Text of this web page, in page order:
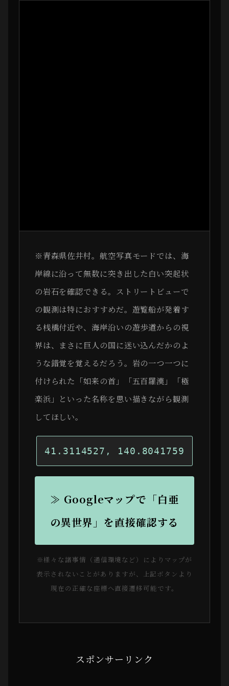
※青森県佐井村。航空写真モードでは、海
岸線に沿って無数に突き出した白い突起状
の岩石を確認できる。ストリートビューで
の観測は特におすすめだ。遊覧船が発着す
る桟橋付近や、海岸沿いの遊歩道からの視
界は、まさに巨人の国に迷い込んだかのよ
うな錯覚を覚えるだろう。岩の一つ一つに
付けられた「如来の首」「五百羅漢」「極
楽浜」といった名称を思い描きながら観測
してほしい。
41.3114527, 140.8041759
≫ Googleマップで「白亜
の異世界」を直接確認する
※様々な諸事情（通信環境など）によりマップが
表示されないことがありますが、上記ボタンより
現在の正確な座標へ直接遷移可能です。
スポンサーリンク